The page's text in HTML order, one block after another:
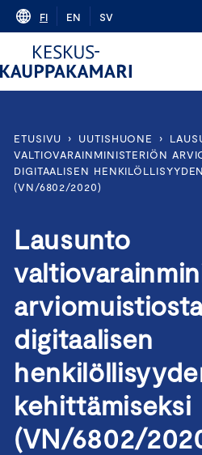
Skip
content
FI EN SV
ETUSIVU › UUTISHUONE ›
VALTIOVARAINMINISTERIÖN
DIGITAALISEN
(VN/6802/2020)
Lausunto
digitaalisen
kehittämiseksi
(VN/6802/